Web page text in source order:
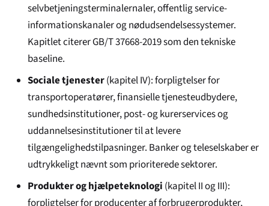
selvbetjeningsterminalernaler, offentlig service-
informationskanaler og nødudsendelsessystemer.
Kapitlet citerer GB/T 37668-2019 som den tekniske
baseline.
Sociale tjenester(kapitel IV): forpligtelser for
transport­operatører, finansielle tjenesteudbydere,
sundhedsinstitutioner, post- og kurerservices og
uddannelsesinstitutioner til at levere
tilgængeligheds­tilpasninger. Banker og teleselskaber er
udtrykkeligt nævnt som prioriterede sektorer.
Produkter og hjælpeteknologi (kapitel II og III):
forpligtelser for producenter af forbrugerprodukter,